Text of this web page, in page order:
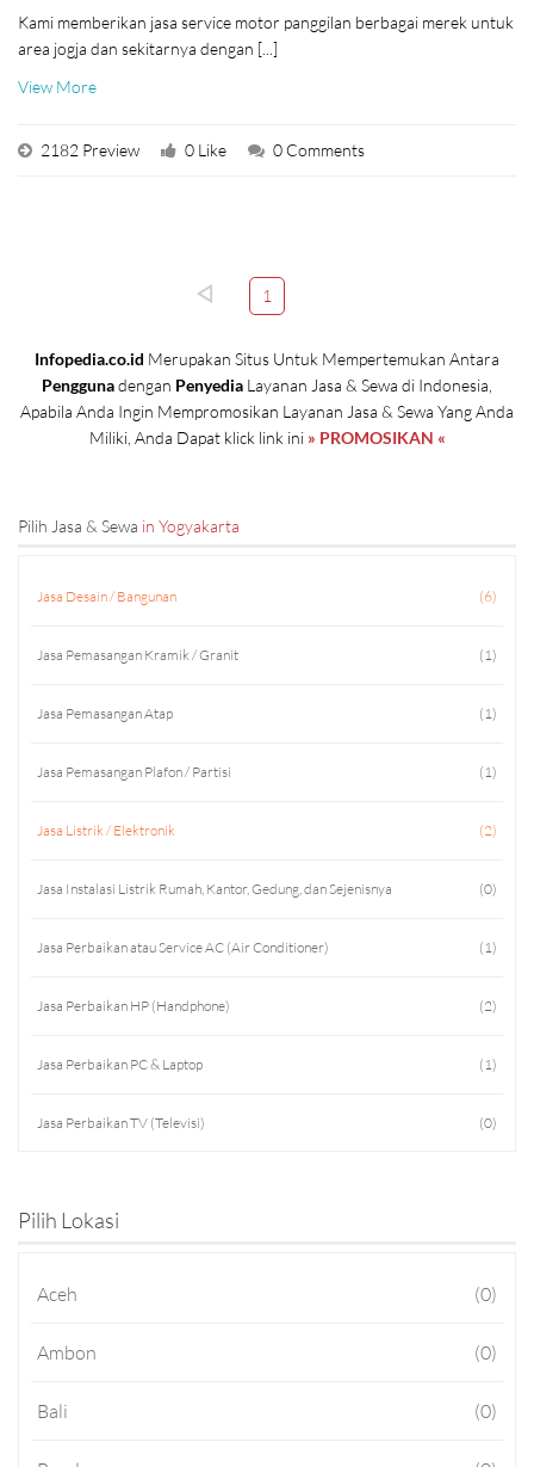
Kami memberikan jasa service motor panggilan berbagai merek untuk
area jogja dan sekitarnya dengan [...]
View More
2182 Preview 0 Like 0 Comments
1
Infopedia.co.id Merupakan Situs Untuk Mempertemukan Antara
Penggunadengan Penyedia Layanan Jasa & Sewa di Indonesia,
Apabila Anda Ingin Mempromosikan Layanan Jasa & Sewa Yang Anda
Miliki, Anda Dapat klick link ini » PROMOSIKAN «
Pilih Jasa & Sewa in Yogyakarta
Jasa Desain / Bangunan (6)
Jasa Pemasangan Kramik / Granit (1)
Jasa Pemasangan Atap (1)
Jasa Pemasangan Plafon / Partisi (1)
Jasa Listrik / Elektronik (2)
Jasa Instalasi Listrik Rumah, Kantor, Gedung, dan Sejenisnya (0)
Jasa Perbaikan atau Service AC (Air Conditioner) (1)
Jasa Perbaikan HP (Handphone) (2)
Jasa Perbaikan PC & Laptop (1)
Jasa Perbaikan TV (Televisi) (0)
Jasa Konsultan IT (6)
Jasa Konsultasi TA (0)
Jasa Kursus (0)
Pilih Lokasi
Aceh (0)
Ambon (0)
Bali (0)